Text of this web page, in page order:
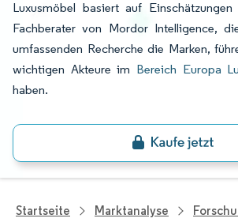
Luxusmöbel basiert auf
Fachberater von Mordor Intelligence,
umfassenden Recherche die Marken,
wichtigen Akteure im Bereich Europa
haben.
Startseite Marktanalyse